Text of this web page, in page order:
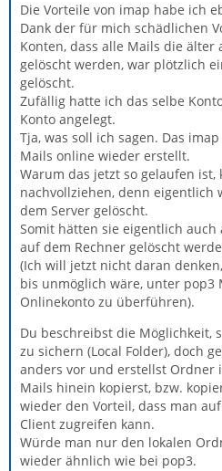
Die Vorteile von imap habe ich
Dank der für mich schädlichen
Konten, dass alle Mails die älter
gelöscht werden, war plötzlich
gelöscht.
Zufällig hatte ich das selbe
Konto angelegt.
Tja, was soll ich sagen. Das
Mails online wieder erstellt.
Warum das jetzt so gelaufen ist,
nachvollziehen, denn eigentlich
dem Server gelöscht.
Somit hätten sie eigentlich
auf dem Rechner gelöscht
(Ich will jetzt nicht daran
bis unmöglich wäre, unter pop3
Onlinekonto zu überführen).
Du beschreibst die Möglichkeit,
zu sichern (Local Folder), doch
anders vor und erstellst Ordner
Mails hinein kopierst, bzw.
wieder den Vorteil, dass man
Client zugreifen kann.
Würde man nur den lokalen
wieder ähnlich wie bei pop3.